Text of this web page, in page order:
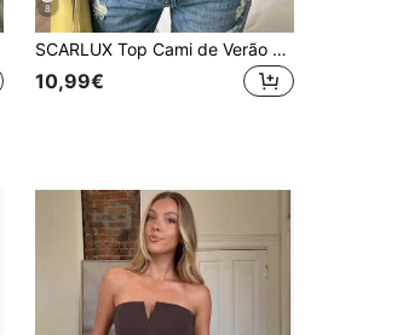
8
SCARLUX Top Cami de Verão Y2K para Mulher com Renda Floral, Decote em V, Alças Finas e Bainha Irregular, Top Casual para Regresso às Aulas e Looks de Rua Diários
10,99€